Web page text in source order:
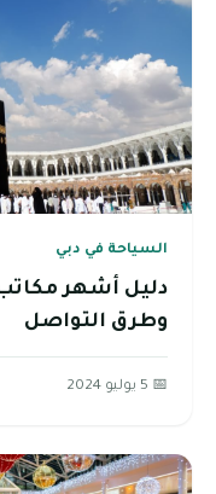
السياحة في دبي
دليل أشهر
وطرق التواصل
📅 5 يوليو 2024